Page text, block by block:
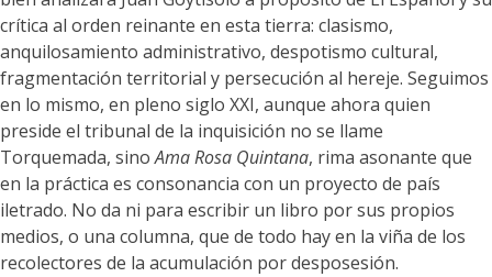
crítica al orden reinante en esta tierra: clasismo,
anquilosamiento administrativo, despotismo cultural,
fragmentación territorial y persecución al hereje. Seguimos
en lo mismo, en pleno siglo XXI, aunque ahora quien
preside el tribunal de la inquisición no se llame
Torquemada, sinoAma Rosa Quintana, rima asonante que
en la práctica es consonancia con un proyecto de país
iletrado. No da ni para escribir un libro por sus propios
medios, o una columna, que de todo hay en la viña de los
recolectores de la acumulación por desposesión.